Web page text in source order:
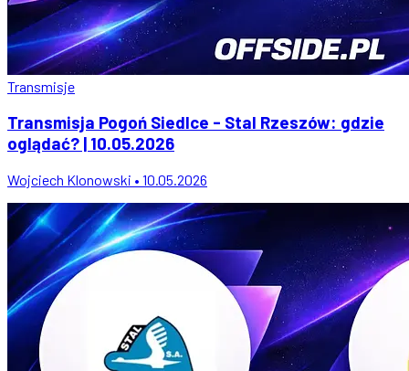
Transmisje
Transmisja Pogoń Siedlce - Stal Rzeszów: gdzie
oglądać? | 10.05.2026
Wojciech Klonowski • 10.05.2026